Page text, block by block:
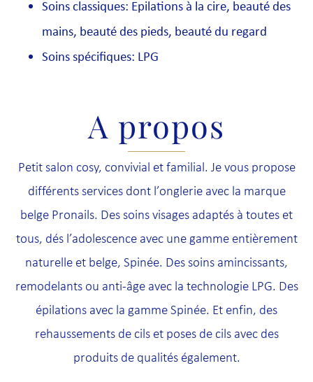
Soins classiques: Epilations à la cire, beauté des
mains, beauté des pieds, beauté du regard
Soins spécifiques: LPG
A propos
Petit salon cosy, convivial et familial. Je vous propose
différents services dont l’onglerie avec la marque
belge Pronails. Des soins visages adaptés à toutes et
tous, dés l’adolescence avec une gamme entièrement
naturelle et belge, Spinée. Des soins amincissants,
remodelants ou anti-âge avec la technologie LPG. Des
épilations avec la gamme Spinée. Et enfin, des
rehaussements de cils et poses de cils avec des
produits de qualités également.